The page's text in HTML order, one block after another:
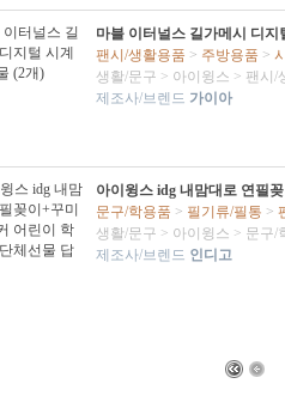
마블 이터널스 길가메시 디지
팬시/생활용품 > 주방용품 >
생활/문구 > 아이윙스 > 팬시/
제조사/브렌드 가이아
아이윙스 idg 내맘대로 연필
문구/학용품 > 필기류/필통 >
생활/문구 > 아이윙스 > 문구/
제조사/브렌드 인디고